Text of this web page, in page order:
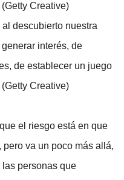
Creative)
descubierto nuestra
interés, de
de establecer un juego
Creative)
el riesgo está en que
va un poco más allá,
personas que